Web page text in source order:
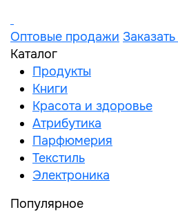
Оптовые продажи
Каталог
Продукты
Книги
Красота и здоровье
Атрибутика
Парфюмерия
Текстиль
Электроника
Популярное